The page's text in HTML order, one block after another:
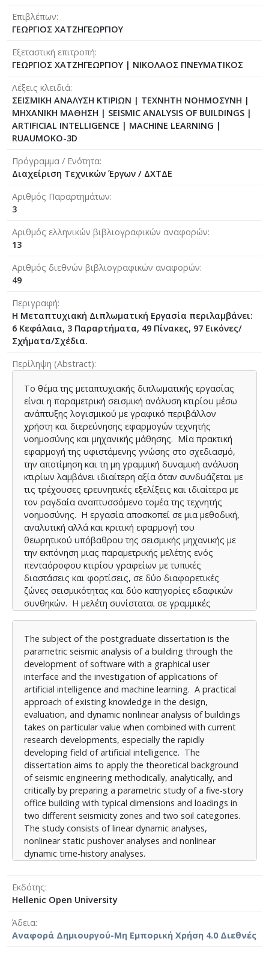
Επιβλέπων
ΓΕΩΡΓΙΟΣ ΧΑΤΖΗΓΕΩΡΓΙΟΥ
Εξεταστική επιτροπή
ΓΕΩΡΓΙΟΣ ΧΑΤΖΗΓΕΩΡΓΙΟΥ | ΝΙΚΟΛΑΟΣ ΠΝΕΥΜΑΤΙΚΟΣ
Λέξεις κλειδιά
ΣΕΙΣΜΙΚΗ ΑΝΑΛΥΣΗ ΚΤΙΡΙΩΝ | ΤΕΧΝΗΤΗ ΝΟΗΜΟΣΥΝΗ |
ΜΗΧΑΝΙΚΗ ΜΑΘΗΣΗ | SEISMIC ANALYSIS OF BUILDINGS |
ARTIFICIAL INTELLIGENCE | MACHINE LEARNING |
RUAUMOKO-3D
Πρόγραμμα / Ενότητα
Διαχείριση Τεχνικών Έργων / ΔΧΤΔΕ
Αριθμός Παραρτημάτων
3
Αριθμός ελληνικών βιβλιογραφικών αναφορών
13
Αριθμός διεθνών βιβλιογραφικών αναφορών
49
Περιγραφή
Η Μεταπτυχιακή Διπλωματική Εργασία περιλαμβάνει:
6 Κεφάλαια, 3 Παραρτήματα, 49 Πίνακες, 97 Εικόνες/
Σχήματα/Σχέδια.
Περίληψη (Abstract)
Το θέμα της μεταπτυχιακής διπλωματικής εργασίας
είναι η παραμετρική σεισμική ανάλυση κτιρίου μέσω
ανάπτυξης λογισμικού με γραφικό περιβάλλον
χρήστη και διερεύνησης εφαρμογών τεχνητής
νοημοσύνης και μηχανικής μάθησης. Μία πρακτική
εφαρμογή της υφιστάμενης γνώσης στο σχεδιασμό,
την αποτίμηση και τη μη γραμμική δυναμική ανάλυση
κτιρίων λαμβάνει ιδιαίτερη αξία όταν συνδυάζεται με
τις τρέχουσες ερευνητικές εξελίξεις και ιδιαίτερα με
τον ραγδαία αναπτυσσόμενο τομέα της τεχνητής
νοημοσύνης. Η εργασία αποσκοπεί σε μια μεθοδική,
αναλυτική αλλά και κριτική εφαρμογή του
θεωρητικού υπόβαθρου της σεισμικής μηχανικής με
την εκπόνηση μιας παραμετρικής μελέτης ενός
πενταόροφου κτιρίου γραφείων με τυπικές
διαστάσεις και φορτίσεις, σε δύο διαφορετικές
ζώνες σεισμικότητας και δύο κατηγορίες εδαφικών
συνθηκών. Η μελέτη συνίσταται σε γραμμικές
αναλύσεις χρονοϊστορίας. Τα αποτελέσματα
αναλύονται κριτικά, ώστε να προκύψουν χρήσιμα
συμπεράσματα στον τομέα της σεισμικής μηχανικής.
Για τους σκοπούς της εργασίας χρησιμοποιούνται
δύο εμπορικά λογισμικά και ένα ακαδημαϊκό, το
RUAUMOKO-3D του Πανεπιστημίου Canterbury της
Νέας Ζηλανδίας.
Η μεγάλη αξία του λογισμικού RUAUMOKO-3D στη
προσομοίωση και μη γραμμική δυναμική ανάλυση
κατασκευών, επισκιάζεται από τη δυσκολία
εισαγωγής των δεδομένων εφόσον το λογισμικό δεν
έχει γραφικό περιβάλλον χρήστη. Το κενό αυτό
έρχεται να καλύψει η παρούσα εργασία με την
ανάπτυξη ενός γραφικού περιβάλλοντος χρήστη
ειδικά για το RUAUMOKO-3D, ώστε να το καταστήσει
εύχρηστο τόσο για ερευνητική, όσο και για
επαγγελματική χρήση.
από τη βιβλιογραφική επισκόπηση, όπου αναλύεται
το θεωρητικό υπόβαθρο του σχεδιασμού και της
σκυρόδεμα κατά τους Ευρωκώδικες, καθώς και τα
βασικά στοιχεία της μη γραμμικής σεισμικής
The subject of the postgraduate dissertation is the
parametric seismic analysis of a building through the
development of software with a graphical user
interface and the investigation of applications of
artificial intelligence and machine learning. A practical
approach of existing knowledge in the design,
evaluation, and dynamic nonlinear analysis of buildings
takes on particular value when combined with current
research developments, especially the rapidly
developing field of artificial intelligence. The
dissertation aims to apply the theoretical background
of seismic engineering methodically, analytically, and
critically by preparing a parametric study of a five-story
office building with typical dimensions and loadings in
two different seismicity zones and two soil categories.
The study consists of linear dynamic analyses,
nonlinear static pushover analyses and nonlinear
dynamic time-history analyses.
useful conclusions in the field of seismic engineering.
For the purposes of the dissertation, two commercial
RUAUMOKO-3D from the University of Canterbury,
New Zealand, are used.
Εκδότης
Hellenic Open University
Άδεια
Αναφορά Δημιουργού-Μη Εμπορική Χρήση 4.0 Διεθνές